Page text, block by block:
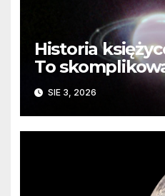
Historia
To
SIE 3, 2026